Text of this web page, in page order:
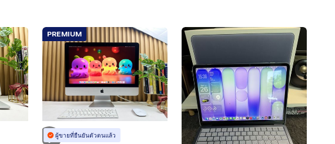
PREMIUM
ผู้ขายที่ยืนยันตัวตนแล้ว